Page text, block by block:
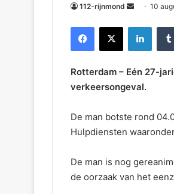
112-rijnmond 10
Facebook
X LinkedIn
Rotterdam – Eén 27-
verkeersongeval.
De man botste rond
Hulpdiensten
De man is nog
de oorzaak van het